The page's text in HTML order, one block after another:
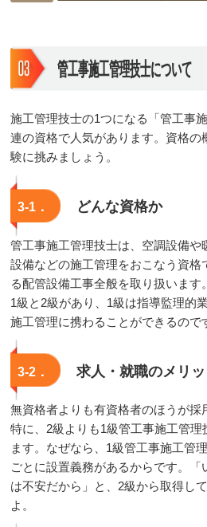
管工事施工管理技士について
施工管理技士の1つになる「管工事
連の資格で人気があります。資格
験に挑みましょう。
3-1． どんな資格か
管工事施工管理技士は、空調設備
設備などの施工管理をおこなう資格
る配管設備工事全般を取り扱います
1級と2級があり、1級は指導監理的
施工管理に携わることができるので
3-2． 求人・就職のメリッ
無資格者よりも有資格者のほうが採
特に、2級よりも1級管工事施工管
ます。なぜなら、1級管工事施工管
ごとに設置義務があるからです。
は不安だから」と、2級から取得し
よ。